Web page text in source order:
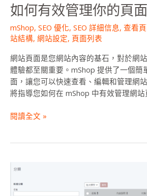
如何有效管理你的頁面
mShop, SEO 優化, SEO 詳細信息, 查看
站結構, 網站設定, 頁面列表
網站頁面是您網站內容的基石，對於網
體驗都至關重要。mShop 提供了一個簡
面，讓您可以快速查看、編輯和管理網
將指導您如何在 mShop 中有效管理網站
閱讀全文 »
WordPress
學：